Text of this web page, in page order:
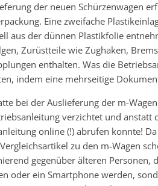
der neuen Schürzenwagen
Eine zweifache
aus der dünnen Plastikfolie
Zurüstteile wie Zughaken,
enthalten. Was die
indem eine mehrseitige
bei der Auslieferung der m-
verzichtet und anstatt
online (!) abrufen konnte!
zu den m-Wagen
gegenüber älteren Personen,
oder ein Smartphone werden,